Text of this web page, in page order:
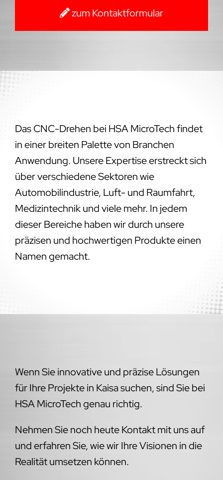
zum Kontaktformular
Das CNC-Drehen bei HSA MicroTech findet
in einer breiten Palette von Branchen
Anwendung. Unsere Expertise erstreckt sich
über verschiedene Sektoren wie
Automobilindustrie, Luft- und Raumfahrt,
Medizintechnik und viele mehr. In jedem
dieser Bereiche haben wir durch unsere
präzisen und hochwertigen Produkte einen
Namen gemacht.
Wenn Sie innovative und präzise Lösungen
für Ihre Projekte in Kaisa suchen, sind Sie bei
HSA MicroTech genau richtig.
Nehmen Sie noch heute Kontakt mit uns auf
und erfahren Sie, wie wir Ihre Visionen in die
Realität umsetzen können.